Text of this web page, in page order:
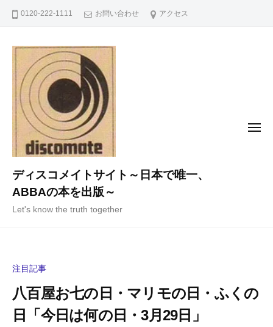
0120-222-1111 お問い合わせ アクセス
ディスコメイトサイト～日本で唯一、
ABBAの本を出版～
Let's know the truth together
メ
注目記事
八百屋お七の日・マリモの日・ふくの
日「今日は何の日・3月29日」